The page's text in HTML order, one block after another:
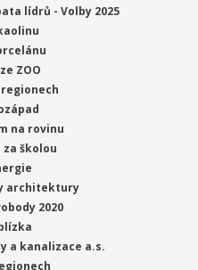
lídrů - Volby 2025
ZOO
na rovinu
za školou
architektury
2020
a kanalizace a.s.